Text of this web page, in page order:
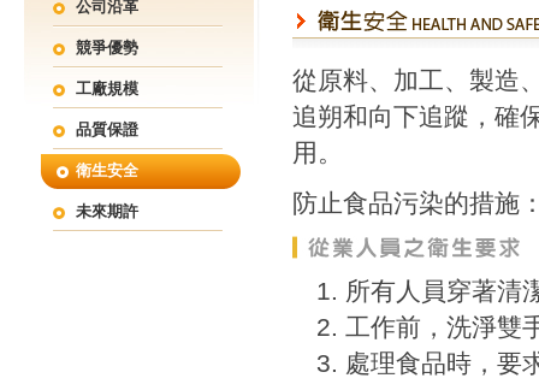
公司沿革
競爭優勢
工廠規模
品質保證
衛生安全
未來期許
從原料、加工、製造
追朔和向下追蹤，確
用。
防止食品污染的措施
所有人員穿著清
工作前，洗淨雙
處理食品時，要